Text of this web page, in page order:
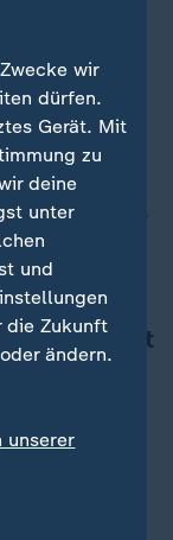
Abgeordnete
ist der
im ZDFheute-
Mehrheit
wir
dürfen.
Gerät. Mit
zu
deine
unter
und
die Zukunft
ändern.
unserer